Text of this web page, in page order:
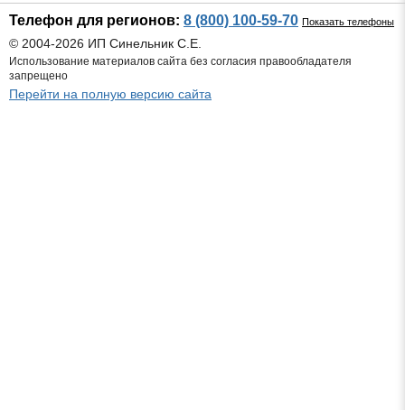
Телефон для регионов: 8 (800) 100-59-70 Показать телефоны
© 2004-2026 ИП Синельник С.Е.
Использование материалов сайта без согласия правообладателя
запрещено
Перейти на полную версию сайта